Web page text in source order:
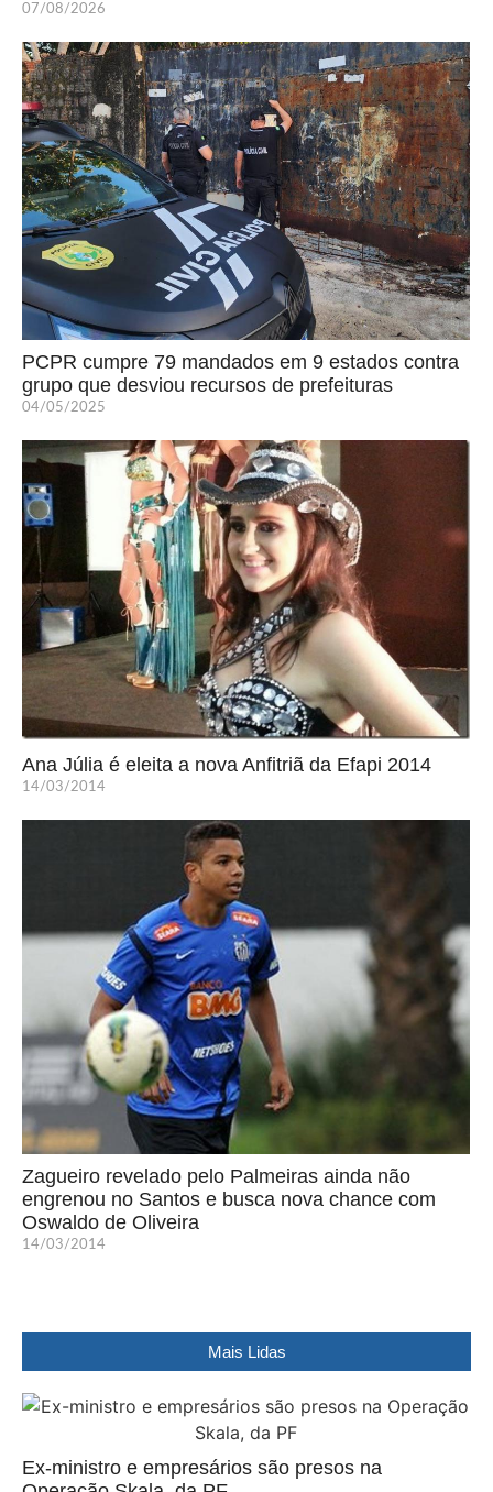
07/08/2026
PCPR cumpre 79 mandados em 9 estados contra
grupo que desviou recursos de prefeituras
04/05/2025
Ana Júlia é eleita a nova Anfitriã da Efapi 2014
14/03/2014
Zagueiro revelado pelo Palmeiras ainda não
engrenou no Santos e busca nova chance com
Oswaldo de Oliveira
14/03/2014
Mais Lidas
Ex-ministro e empresários são presos na